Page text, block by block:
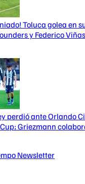
Toluca golea en
y Federico
perdió ante Orlando
Griezmann